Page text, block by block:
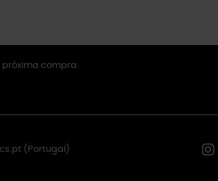
próxima compra.
(Portugal)